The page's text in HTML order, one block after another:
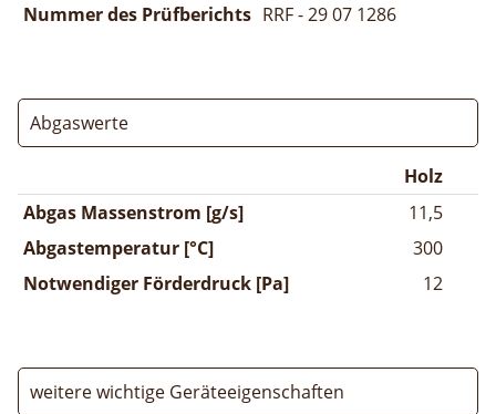
Nummer des Prüfberichts RRF - 29 07 1286
Abgaswerte
Holz
Abgas Massenstrom [g/s]
11,5
Abgastemperatur [°C]
300
Notwendiger Förderdruck [Pa]
12
weitere wichtige Geräteeigenschaften